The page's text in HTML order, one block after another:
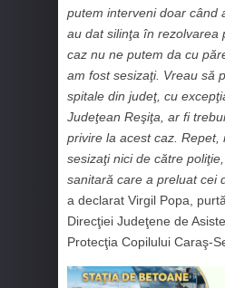
putem interveni doar când
au dat silinţa în rezolvarea
caz nu ne putem da cu
am fost sesizaţi. Vreau să
spitale din judeţ, cu
Judeţean Reşiţa, ar fi
privire la acest caz. Repet,
sesizaţi nici de către
sanitară care a preluat cei
a declarat Virgil Popa,
Direcţiei Judeţene de
Protecţia Copilului Caraş-